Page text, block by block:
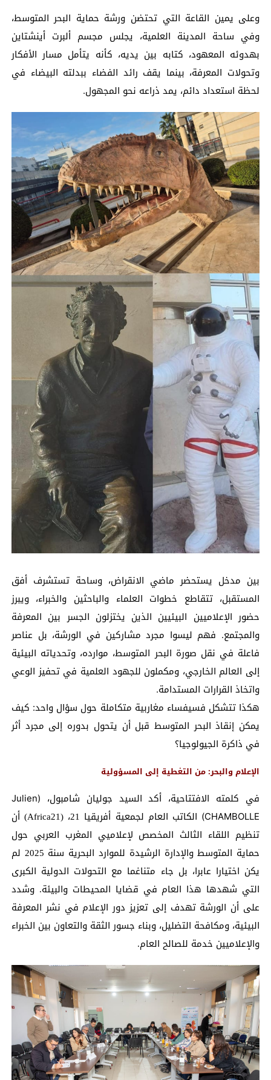
وعلى يمين القاعة التي تحتضن ورشة حماية البحر المتوسط،
وفي ساحة المدينة العلمية، يجلس مجسم ألبرت أينشتاين
بهدوئه المعهود، كتابه بين يديه، كأنه يتأمل مسار الأفكار
وتحولات المعرفة، بينما يقف رائد الفضاء ببدلته البيضاء في
لحظة استعداد دائم، يمد ذراعه نحو المجهول.
بين مدخل يستحضر ماضي الانقراض، وساحة تستشرف أفق
المستقبل، تتقاطع خطوات العلماء والباحثين والخبراء، ويبرز
حضور الإعلاميين البيئيين الذين يختزلون الجسر بين المعرفة
والمجتمع. فهم ليسوا مجرد مشاركين في الورشة، بل عناصر
فاعلة في نقل صورة البحر المتوسط، موارده، وتحدياته البيئية
إلى العالم الخارجي، ومكملون للجهود العلمية في تحفيز الوعي
واتخاذ القرارات المستدامة.
هكذا تتشكل فسيفساء مغاربية متكاملة حول سؤال واحد: كيف
يمكن إنقاذ البحر المتوسط قبل أن يتحول بدوره إلى مجرد أثر
في ذاكرة الجيولوجيا؟
الإعلام والبحر: من التغطية إلى المسؤولية
في كلمته الافتتاحية، أكد السيد جوليان شامبول، (Julien
CHAMBOLLE) الكاتب العام لجمعية أفريقيا 21، (Africa21)
أن
تنظيم اللقاء الثالث المخصص لإعلاميي المغرب العربي حول
حماية المتوسط والإدارة الرشيدة للموارد البحرية سنة 2025 لم
يكن اختيارا عابرا، بل جاء متناغما مع التحولات الدولية الكبرى
التي شهدها هذا العام في قضايا المحيطات والبيئة. وشدد
على أن الورشة تهدف إلى تعزيز دور الإعلام في نشر المعرفة
البيئية، ومكافحة التضليل، وبناء جسور الثقة والتعاون بين الخبراء
والإعلاميين خدمة للصالح العام.